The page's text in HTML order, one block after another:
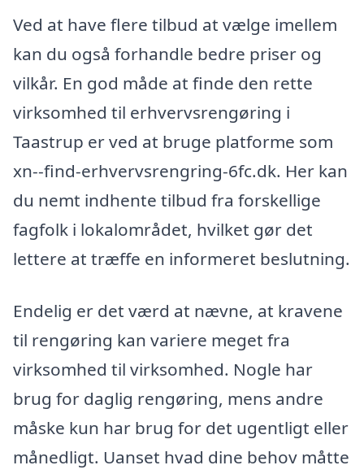
Ved at have flere tilbud at vælge imellem
kan du også forhandle bedre priser og
vilkår. En god måde at finde den rette
virksomhed til erhvervsrengøring i
Taastrup er ved at bruge platforme som
xn--find-erhvervsrengring-6fc.dk. Her kan
du nemt indhente tilbud fra forskellige
fagfolk i lokalområdet, hvilket gør det
lettere at træffe en informeret beslutning.
Endelig er det værd at nævne, at kravene
til rengøring kan variere meget fra
virksomhed til virksomhed. Nogle har
brug for daglig rengøring, mens andre
måske kun har brug for det ugentligt eller
månedligt. Uanset hvad dine behov måtte